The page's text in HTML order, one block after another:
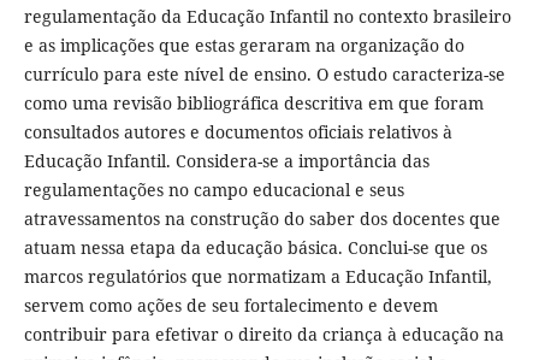
regulamentação da Educação Infantil no contexto brasileiro
e as implicações que estas geraram na organização do
currículo para este nível de ensino. O estudo caracteriza-se
como uma revisão bibliográfica descritiva em que foram
consultados autores e documentos oficiais relativos à
Educação Infantil. Considera-se a importância das
regulamentações no campo educacional e seus
atravessamentos na construção do saber dos docentes que
atuam nessa etapa da educação básica. Conclui-se que os
marcos regulatórios que normatizam a Educação Infantil,
servem como ações de seu fortalecimento e devem
contribuir para efetivar o direito da criança à educação na